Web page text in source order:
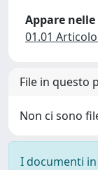
Appare
01.01
File in questo
Non ci sono
I documenti